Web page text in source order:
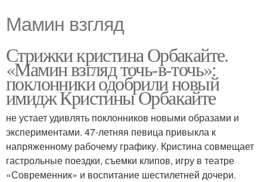
Мамин взгляд
Стрижки кристина Орбакайте.
«Мамин взгляд точь-в-точь»:
поклонники одобрили новый
имидж Кристины Орбакайте
не устает удивлять поклонников новыми образами и
экспериментами. 47-летняя певица привыкла к
напряженному рабочему графику. Кристина совмещает
гастрольные поездки, съемки клипов, игру в театре
«Современник» и воспитание шестилетней дочери.